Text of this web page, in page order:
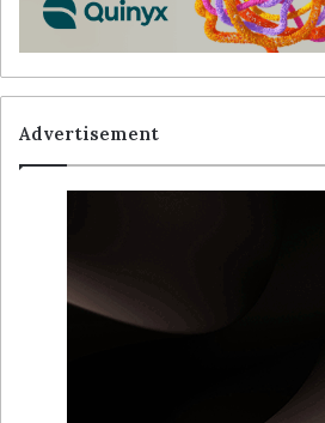
Advertisement